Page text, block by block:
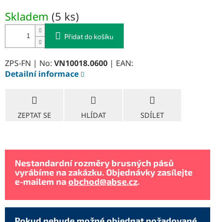
cena:
Skladem (5 ks)
Přidat do košíku
ZPS-FN | No: VN10018.0600 | EAN:
Detailní informace
ZEPTAT SE HLÍDAT SDÍLET
Nestandardní rozměry brusných pásů
vyrábíme na zakázku. Objednávky zasílejte
e-mailem naobchod@abse.cz.